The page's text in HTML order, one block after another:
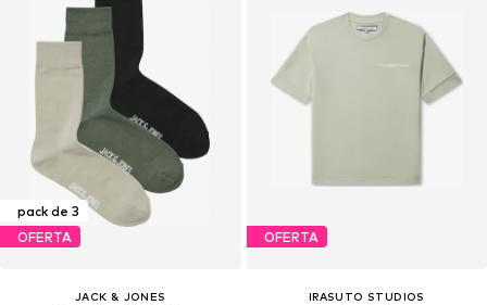
pack de 3
OFERTA
JACK & JONES
OFERTA
IRASUTO STUDIOS